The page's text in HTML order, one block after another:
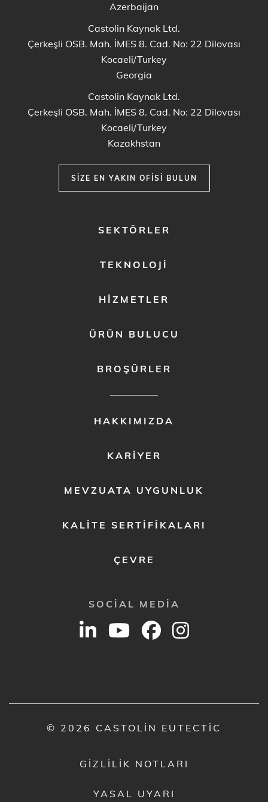
Azerbaijan
Castolin Kaynak Ltd.
Çerkeşli OSB. Mah. İMES 8. Cad. No: 22 Dilovası
Kocaeli/Turkey
Georgia
Castolin Kaynak Ltd.
Çerkeşli OSB. Mah. İMES 8. Cad. No: 22 Dilovası
Kocaeli/Turkey
Kazakhstan
SIZE EN YAKIN OFISI BULUN
SEKTÖRLER
TEKNOLOJI
HIZMETLER
ÜRÜN BULUCU
BROŞÜRLER
HAKKIMIZDA
KARIYER
MEVZUATA UYGUNLUK
KALITE SERTIFIKALARI
ÇEVRE
SOCIAL MEDIA
© 2026 CASTOLIN EUTECTIC
GIZLILIK NOTLARI
YASAL UYARI